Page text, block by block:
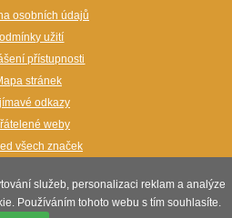
osobních údajů
užití
přístupnosti
stránek
odkazy
weby
všech značek
služeb, personalizaci reklam a analýze
Používáním tohoto webu s tím souhlasíte.